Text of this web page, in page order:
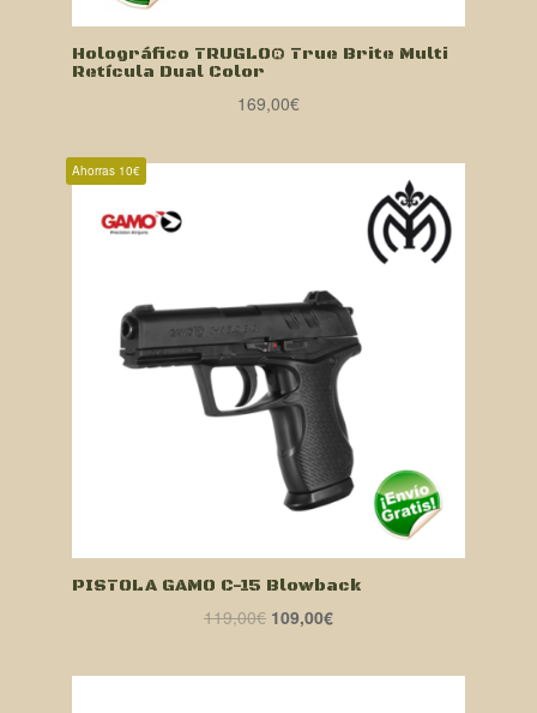
Holográfico TRUGLO® True Brite Multi
Retícula Dual Color
169,00€
Ahorras 10€
PISTOLA GAMO C-15 Blowback
119,00€ El
original
109,00€El
actual